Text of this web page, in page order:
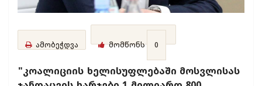
ამობეჭდვა მომწონს 0
"კოალიციის ხელისუფლებაში მოსვლისას